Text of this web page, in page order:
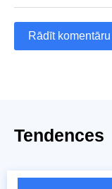
Rādīt
Tendences